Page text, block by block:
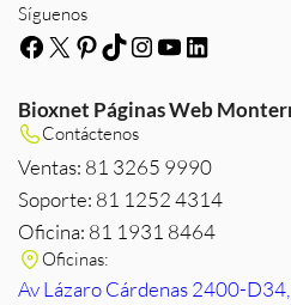
Síguenos
Facebook
X Pinterest
TikTok
Instagram
YouTube
LinkedIn
Bioxnet Páginas Web
Contáctenos
Ventas: 81 3265 9990
Soporte: 81 1252 4314
Oficina: 81 1931 8464
Oficinas:
Av Lázaro Cárdenas 2400-